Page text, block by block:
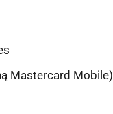
Mastercard